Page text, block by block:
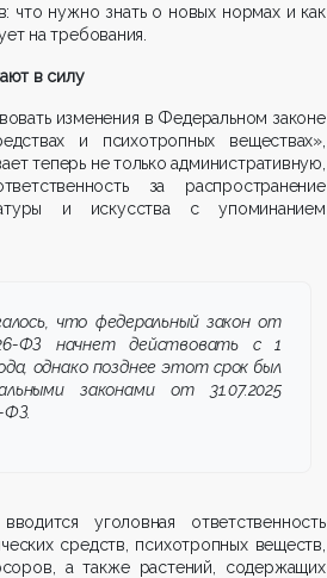
что нужно знать о новых нормах и как
на требования.
в силу
изменения в Федеральном законе
и психотропных веществах»,
теперь не только административную,
за распро­странение
и искусства с упоминанием
что федеральный закон от
ФЗ начнет действовать с 1
однако позднее этот срок был
законами от 31.07.2025
уголовная ответственность
средств, психотропных веществ,
а также растений, содержащих